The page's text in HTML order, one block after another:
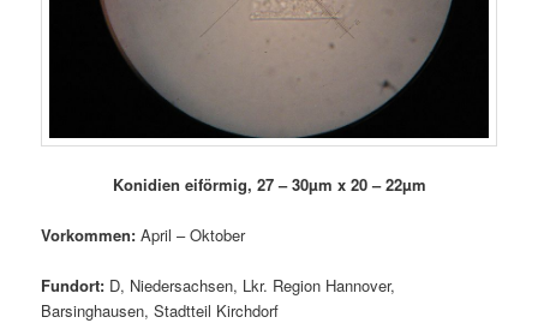
Konidien eiförmig, 27 – 30µm x 20 – 22µm
Vorkommen: April – Oktober
Fundort: D, Niedersachsen, Lkr. Region Hannover,
Barsinghausen, Stadtteil Kirchdorf